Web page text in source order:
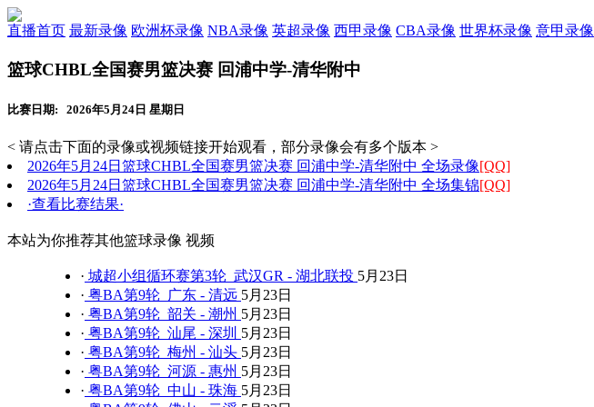
直播首页 最新录像 欧洲杯录像 NBA录像 英超录像 西甲录像 CBA录像 世界杯录像 意甲录像
篮球CHBL全国赛男篮决赛 回浦中学-清华附中
比赛日期: 2026年5月24日 星期日
< 请点击下面的录像或视频链接开始观看，部分录像会有多个版本 >
2026年5月24日篮球CHBL全国赛男篮决赛 回浦中学-清华附中 全场录像[QQ]
2026年5月24日篮球CHBL全国赛男篮决赛 回浦中学-清华附中 全场集锦[QQ]
·查看比赛结果·
本站为你推荐其他篮球录像 视频
· 城超小组循环赛第3轮 武汉GR - 湖北联投 5月23日
· 粤BA第9轮 广东 - 清远 5月23日
· 粤BA第9轮 韶关 - 潮州 5月23日
· 粤BA第9轮 汕尾 - 深圳 5月23日
· 粤BA第9轮 梅州 - 汕头 5月23日
· 粤BA第9轮 河源 - 惠州 5月23日
· 粤BA第9轮 中山 - 珠海 5月23日